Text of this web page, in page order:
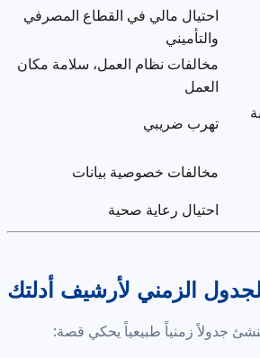
احتيال مالي في القطاع المصرفي
والتأميني
مخالفات نظام العمل، سلامة مكان
العمل
تهرب ضريبي
مخالفات خصوصية بيانات
احتيال رعاية صحية
الجدول الزمني لأرشيف أدلتك
تنشئ جدولاً زمنياً طبيعياً يحكي قصة: